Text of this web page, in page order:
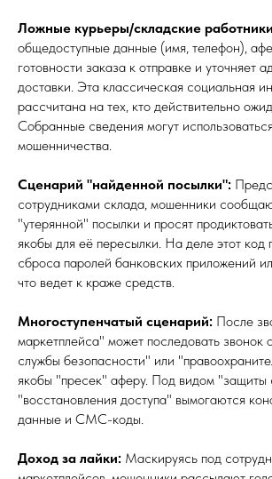
Ложные курьеры/складские
общедоступные данные (имя, телефон),
готовности заказа к отправке и уточняет
доставки. Эта классическая социальная
рассчитана на тех, кто действительно
Собранные сведения могут
мошенничества.
Сценарий "найденной посылки":
сотрудниками склада, мошенники
"утерянной" посылки и просят
якобы для её пересылки. На деле этот код
сброса паролей банковских приложений
что ведет к краже средств.
Многоступенчатый сценарий: После
маркетплейса" может последовать звонок
службы безопасности" или
якобы "пресек" аферу. Под видом "защиты
"восстановления доступа" вымогаются
данные и СМС-коды.
Доход за лайки: Маскируясь под